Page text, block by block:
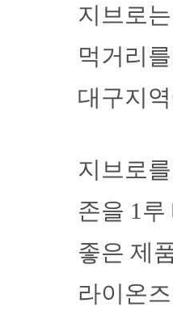
지브로
먹거리
대구지
지브로
존을 1
좋은 제
라이온